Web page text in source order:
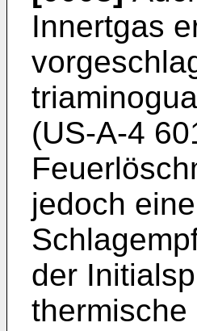
Innertgas
(US-A-4
jedoch
der